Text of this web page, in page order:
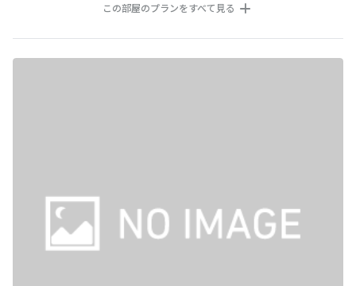
この部屋のプランをすべて見る